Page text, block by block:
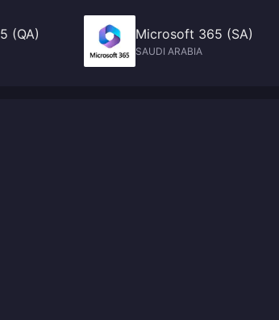
(QA) Microsoft 365 (SA)
SAUDI ARABIA